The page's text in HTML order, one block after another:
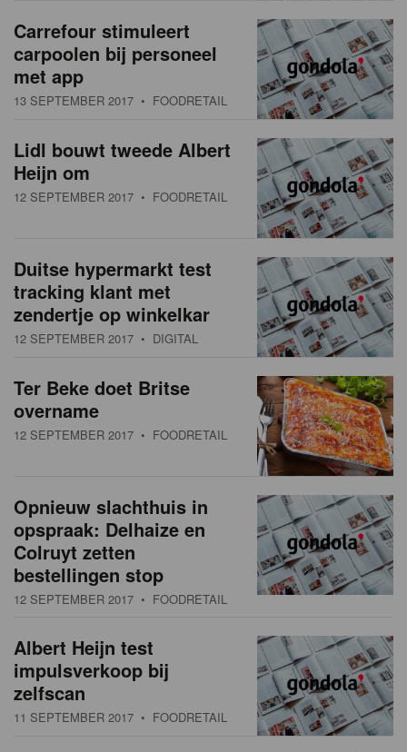
Carrefour stimuleert
carpoolen bij personeel
met app
13 SEPTEMBER 2017 • FOODRETAIL
Lidl bouwt tweede Albert
Heijn om
12 SEPTEMBER 2017 • FOODRETAIL
Duitse hypermarkt test
tracking klant met
zendertje op winkelkar
12 SEPTEMBER 2017 • DIGITAL
Ter Beke doet Britse
overname
12 SEPTEMBER 2017 • FOODRETAIL
Opnieuw slachthuis in
opspraak: Delhaize en
Colruyt zetten
bestellingen stop
12 SEPTEMBER 2017 • FOODRETAIL
Albert Heijn test
impulsverkoop bij
zelfscan
11 SEPTEMBER 2017 • FOODRETAIL